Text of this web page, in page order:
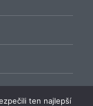
ten najlepší